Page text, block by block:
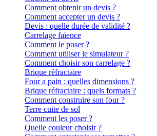
Comment obtenir un devis ?
Comment accepter un devis ?
Devis : quelle durée de validité ?
Carrelage faïence
Comment le poser ?
Comment utiliser le simulateur ?
Comment choisir son carrelage ?
Brique réfractaire
Four a pain : quelles dimensions ?
Brique réfractaire : quels formats ?
Comment construire son four ?
Terre cuite de sol
Comment les poser ?
Quelle couleur choisir ?